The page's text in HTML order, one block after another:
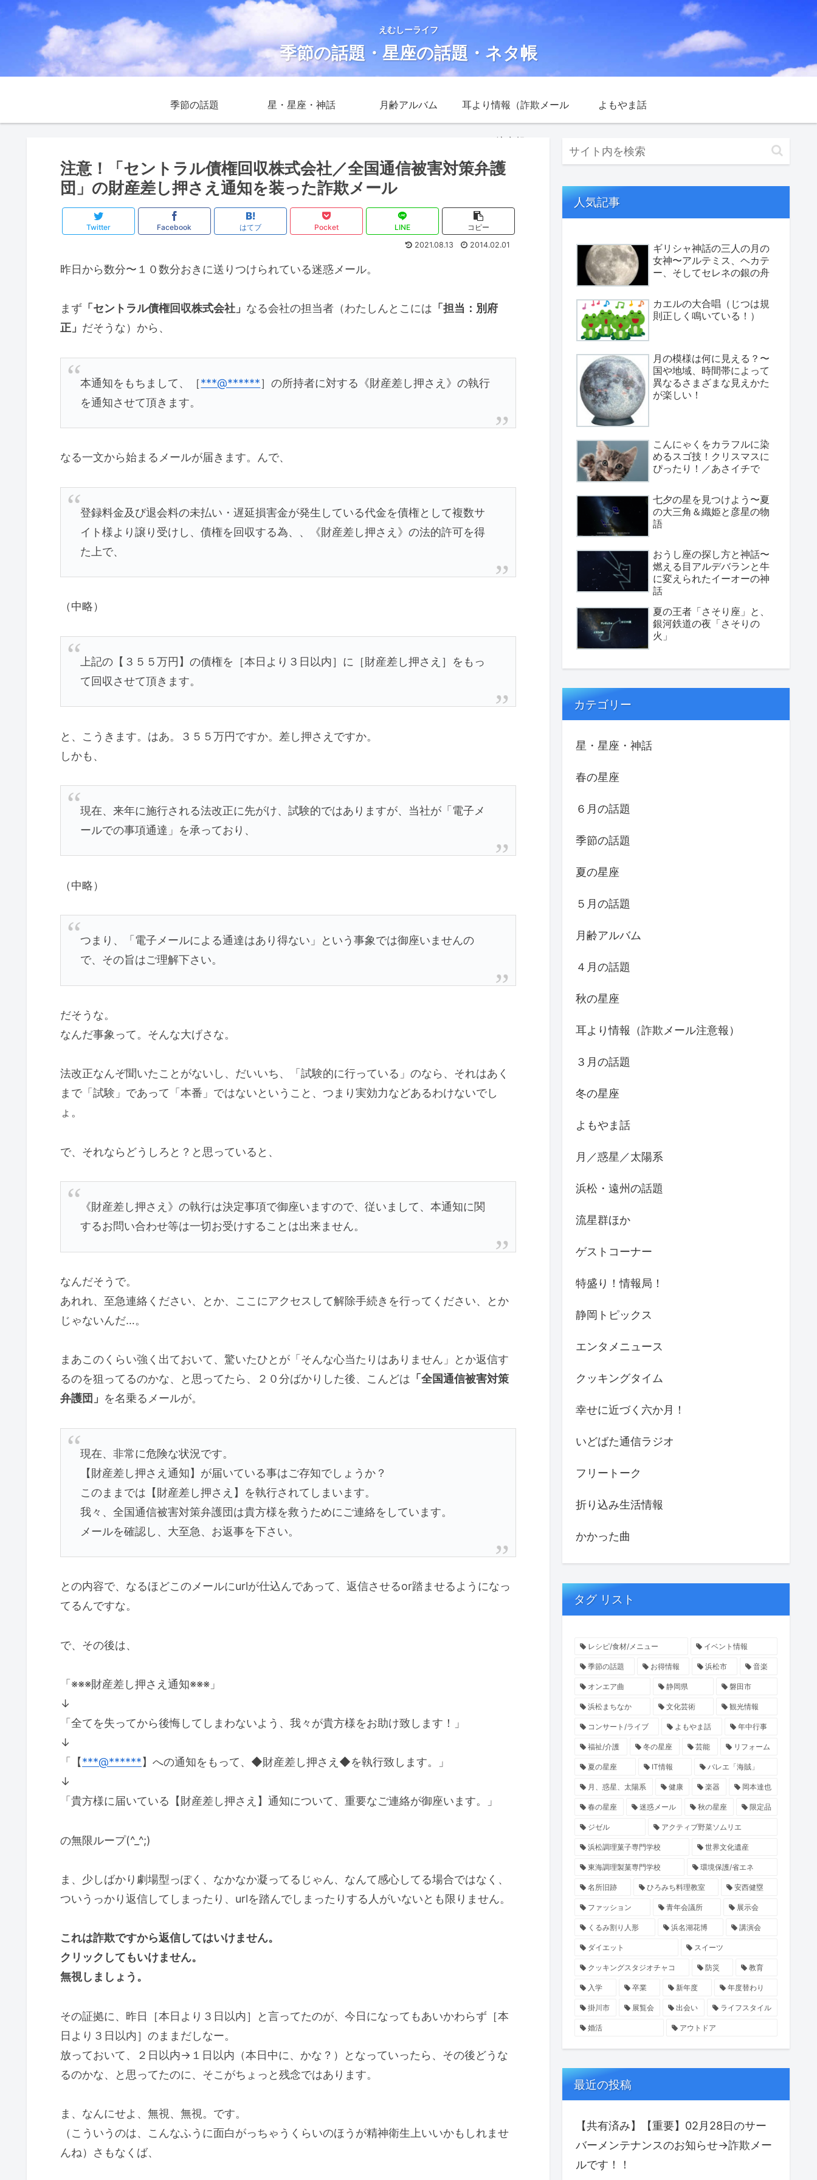
えむしーライフ
季節の話題・星座の話題・ネタ帳
季節の話題 星・星座・神話 月齢アルバム 耳より情報（詐欺メール
注意報）
よもやま話
注意！「セントラル債権回収株式会社／全国通信被害対策弁護
団」の財産差し押さえ通知を装った詐欺メール
Twitter Facebook はてブ Pocket LINE
コピー
2021.08.13
2014.02.01
昨日から数分〜１０数分おきに送りつけられている迷惑メール。
まず 「セントラル債権回収株式会社」 なる会社の担当者（わたしんとこには 「担当：別府
正」 だそうな）から、
本通知をもちまして、［***@******］の所持者に対する《財産差し押さえ》の執行
を通知させて頂きます。
なる一文から始まるメールが届きます。んで、
登録料金及び退会料の未払い・遅延損害金が発生している代金を債権として複数サ
イト様より譲り受けし、債権を回収する為、、《財産差し押さえ》の法的許可を得
た上で、
（中略）
上記の【３５５万円】の債権を［本日より３日以内］に［財産差し押さえ］をもっ
て回収させて頂きます。
と、こうきます。はあ。３５５万円ですか。差し押さえですか。
しかも、
現在、来年に施行される法改正に先がけ、試験的ではありますが、当社が「電子メ
ールでの事項通達」を承っており、
（中略）
つまり、「電子メールによる通達はあり得ない」という事象では御座いませんの
で、その旨はご理解下さい。
だそうな。
なんだ事象って。そんな大げさな。
法改正なんぞ聞いたことがないし、だいいち、「試験的に行っている」のなら、それはあく
まで「試験」であって「本番」ではないということ、つまり実効力などあるわけないでし
ょ。
で、それならどうしろと？と思っていると、
《財産差し押さえ》の執行は決定事項で御座いますので、従いまして、本通知に関
するお問い合わせ等は一切お受けすることは出来ません。
なんだそうで。
あれれ、至急連絡ください、とか、ここにアクセスして解除手続きを行ってください、とか
じゃないんだ…。
まあこのくらい強く出ておいて、驚いたひとが「そんな心当たりはありません」とか返信す
るのを狙ってるのかな、と思ってたら、２０分ばかりした後、こんどは 「全国通信被害対策
弁護団」 を名乗るメールが。
現在、非常に危険な状況です。
【財産差し押さえ通知】が届いている事はご存知でしょうか？
このままでは【財産差し押さえ】を執行されてしまいます。
我々、全国通信被害対策弁護団は貴方様を救うためにご連絡をしています。
メールを確認し、大至急、お返事を下さい。
との内容で、なるほどこのメールにurlが仕込んであって、返信させるor踏ませるようになっ
てるんですな。
で、その後は、
「※※※財産差し押さえ通知※※※」
↓
「全てを失ってから後悔してしまわないよう、我々が貴方様をお助け致します！」
↓
「【***@******】への通知をもって、◆財産差し押さえ◆を執行致します。」
↓
「貴方様に届いている【財産差し押さえ】通知について、重要なご連絡が御座います。」
の無限ループ(^_^;)
ま、少しばかり劇場型っぽく、なかなか凝ってるじゃん、なんて感心してる場合ではなく、
ついうっかり返信してしまったり、urlを踏んでしまったりする人がいないとも限りません。
これは詐欺ですから返信してはいけません。
クリックしてもいけません。
無視しましょう。
その証拠に、昨日［本日より３日以内］と言ってたのが、今日になってもあいかわらず［本
日より３日以内］のままだしなー。
放っておいて、２日以内→１日以内（本日中に、かな？）となっていったら、その後どうな
るのかな、と思ってたのに、そこがちょっと残念ではあります。
ま、なんにせよ、無視、無視。です。
（こういうのは、こんなふうに面白がっちゃうくらいのほうが精神衛生上いいかもしれませ
んね）さもなくば、
人気記事
ギリシャ神話の三人の月の
女神〜アルテミス、ヘカテ
ー、そしてセレネの銀の舟
カエルの大合唱（じつは規
則正しく鳴いている！）
月の模様は何に見える？〜
国や地域、時間帯によって
異なるさまざまな見えかた
が楽しい！
こんにゃくをカラフルに染
めるスゴ技！クリスマスに
ぴったり！／あさイチで
七夕の星を見つけよう〜夏
の大三角＆織姫と彦星の物
語
おうし座の探し方と神話〜
燃える目アルデバランと牛
に変えられたイーオーの神
話
夏の王者「さそり座」と、
銀河鉄道の夜「さそりの
火」
カテゴリー
星・星座・神話
春の星座
６月の話題
季節の話題
夏の星座
５月の話題
月齢アルバム
４月の話題
秋の星座
耳より情報（詐欺メール注意報）
３月の話題
冬の星座
よもやま話
月／惑星／太陽系
浜松・遠州の話題
流星群ほか
ゲストコーナー
特盛り！情報局！
静岡トピックス
エンタメニュース
クッキングタイム
幸せに近づく六か月！
いどばた通信ラジオ
フリートーク
折り込み生活情報
かかった曲
タグ リスト
レシピ/食材/メニュー イベント情報
季節の話題 お得情報 浜松市 音楽
オンエア曲 静岡県 磐田市
浜松まちなか 文化芸術 観光情報
コンサート/ライブ よもやま話 年中行事
福祉/介護 冬の星座 芸能 リフォーム
夏の星座 IT情報 バレエ「海賊」
月、惑星、太陽系 健康 楽器 岡本達也
春の星座 迷惑メール 秋の星座 限定品
ジゼル アクティブ野菜ソムリエ
浜松調理菓子専門学校 世界文化遺産
東海調理製菓専門学校 環境保護/省エネ
名所旧跡 ひろみち料理教室 安西健塁
ファッション 青年会議所 展示会
くるみ割り人形 浜名湖花博 講演会
ダイエット スイーツ
クッキングスタジオチャコ 防災 教育
入学 卒業 新年度 年度替わり
掛川市 展覧会 出会い ライフスタイル
婚活 アウトドア
最近の投稿
【共有済み】【重要】02月28日のサー
バーメンテナンスのお知らせ→詐欺メー
ルです！！